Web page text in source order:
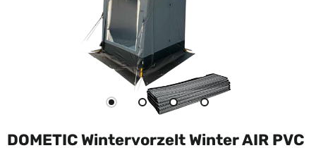
DOMETIC Wintervorzelt Winter AIR PVC